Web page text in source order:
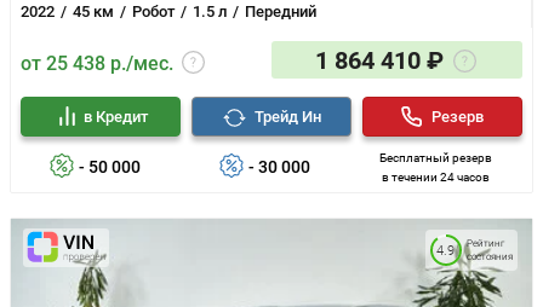
2022 45 км Робот 1.5 л Передний
от 25 438 р./мес. 1 864 410 ₽
- 50 000
в Кредит
- 30 000
Трейд Ин
Бесплатный резерв
в течении 24 часов
Резерв
Рейтинг
состояния
4.9